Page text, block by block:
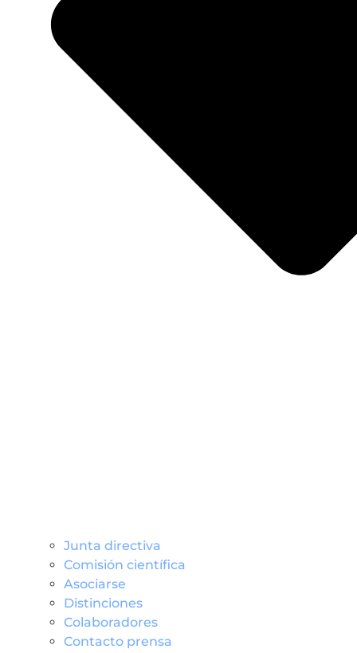
Junta directiva
Comisión científica
Asociarse
Distinciones
Colaboradores
Contacto prensa